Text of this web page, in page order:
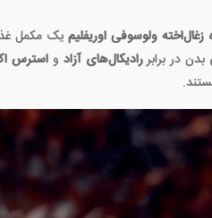
زغال‌اخته ولوسوفی اوریفلیمیک مکمل
در برابررادیکال‌های آزاد و استرس